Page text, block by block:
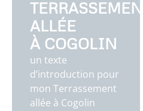
TERRASSEMENT
ALLÉE
À COGOLIN
un texte
d’introduction pour
mon Terrassement
allée à Cogolin